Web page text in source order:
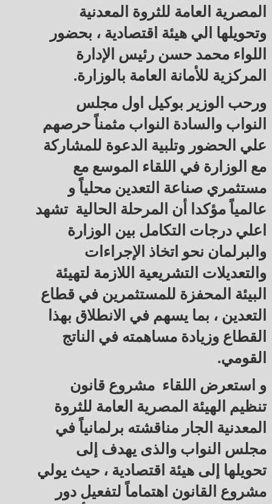
المصرية العامة للثروة المعدنية
وتحويلها الي هيئة اقتصادية ، بحضور
اللواء محمد حسن رئيس الإدارة
المركزية للأمانة العامة بالوزارة.
ورحب الوزير بوكيل اول مجلس
النواب والسادة النواب مثمناً حرصهم
علي الحضور وتلبية الدعوة للمشاركة
مع الوزارة في اللقاء الموسع مع
مستثمري صناعة التعدين محلياً و
عالمياً مؤكدا أن المرحلة الحالية تشهد
اعلي درجات التكامل بين الوزارة
والبرلمان نحو اتخاذ الإجراءات
والتعديلات التشريعية اللازمة لتهيئة
البيئة المحفزة للمستثمرين في قطاع
التعدين ، بما يسهم في الانطلاق بهذا
القطاع وزيادة مساهمته في الناتج
القومي.
و استعرض اللقاء مشروع قانون
تنظيم الهيئة المصرية العامة للثروة
المعدنية الجار مناقشته برلمانياً في
مجلس النواب والذى يهدف إلى
تحويلها إلى هيئة اقتصادية ، حيث يولي
مشروع القانون اهتماماً لتفعيل دور